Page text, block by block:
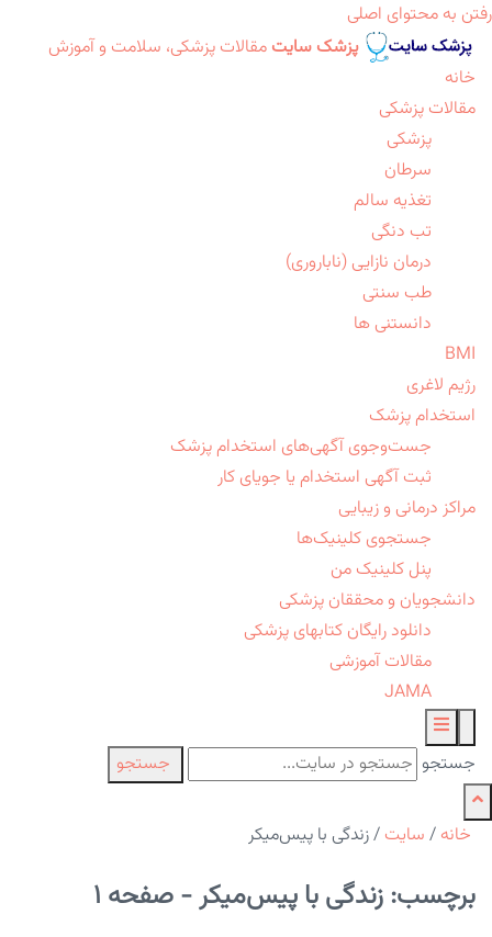
رفتن به محتوای اصلی
پزشک سایت مقالات پزشکی، سلامت و آموزش
خانه
مقالات پزشکی
پزشکی
سرطان
تغذیه سالم
تب دنگی
درمان نازایی (ناباروری)
طب سنتی
دانستنی ها
BMI
رژیم لاغری
استخدام پزشک
جست‌وجوی آگهی‌های استخدام پزشک
ثبت آگهی استخدام یا جویای کار
مراکز درمانی و زیبایی
جستجوی کلینیک‌ها
پنل کلینیک من
دانشجویان و محققان پزشکی
دانلود رایگان کتابهای پزشکی
مقالات آموزشی
JAMA
جستجو جستجو
خانه / سایت /زندگی با پیس‌میکر
برچسب: زندگی با پیس‌میکر - صفحه 1